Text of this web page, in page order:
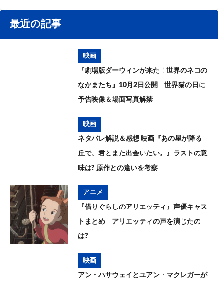
最近の記事
映画
『劇場版ダーウィンが来た！世界のネコの
なかまたち』10月2日公開 世界猫の日に
予告映像＆場面写真解禁
映画
ネタバレ解説＆感想 映画『あの星が降る
丘で、君とまた出会いたい。』ラストの意
味は? 原作との違いを考察
アニメ
『借りぐらしのアリエッティ』声優キャス
トまとめ アリエッティの声を演じたの
は?
映画
アン・ハサウェイとユアン・マクレガーが